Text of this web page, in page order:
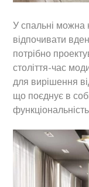
У спальні можна
відпочивати
потрібно
століття-час
для вирішення
що поєднує в